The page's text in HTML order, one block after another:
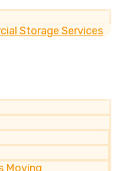
Storage Services
Moving